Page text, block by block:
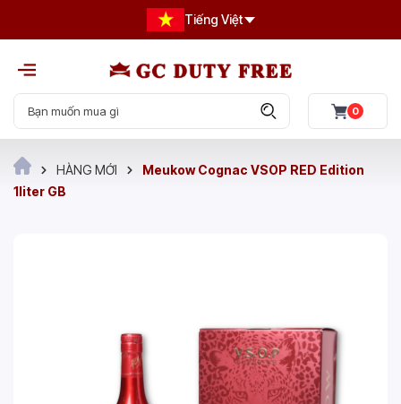
Tiếng Việt
0
HÀNG MỚI
Meukow Cognac VSOP RED Edition
1liter GB